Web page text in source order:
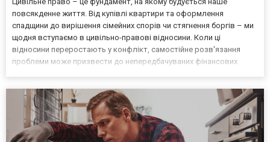
повсякденне життя. Від купівлі квартири та оформлення
спадщини до вирішення сімейних спорів чи стягнення боргів – ми
щодня вступаємо в цивільно-правові відносини. Коли ці
відносини переростають у конфлікт, самостійне розв'язання
проблеми може призвести до непередбачуваних фінансових